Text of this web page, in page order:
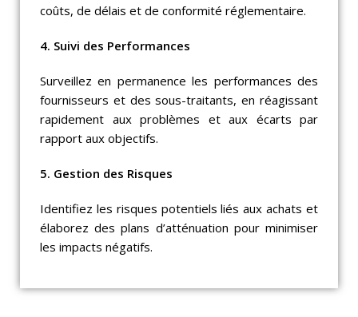
coûts, de délais et de conformité réglementaire.
4. Suivi des Performances
Surveillez en permanence les performances des
fournisseurs et des sous-traitants, en réagissant
rapidement aux problèmes et aux écarts par
rapport aux objectifs.
5. Gestion des Risques
Identifiez les risques potentiels liés aux achats et
élaborez des plans d’atténuation pour minimiser
les impacts négatifs.